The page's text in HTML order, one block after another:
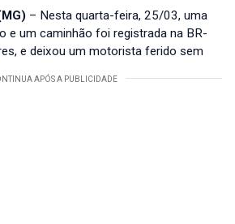
– Nesta quarta-feira, 25/03, uma
e um caminhão foi registrada na BR-
e deixou um motorista ferido sem